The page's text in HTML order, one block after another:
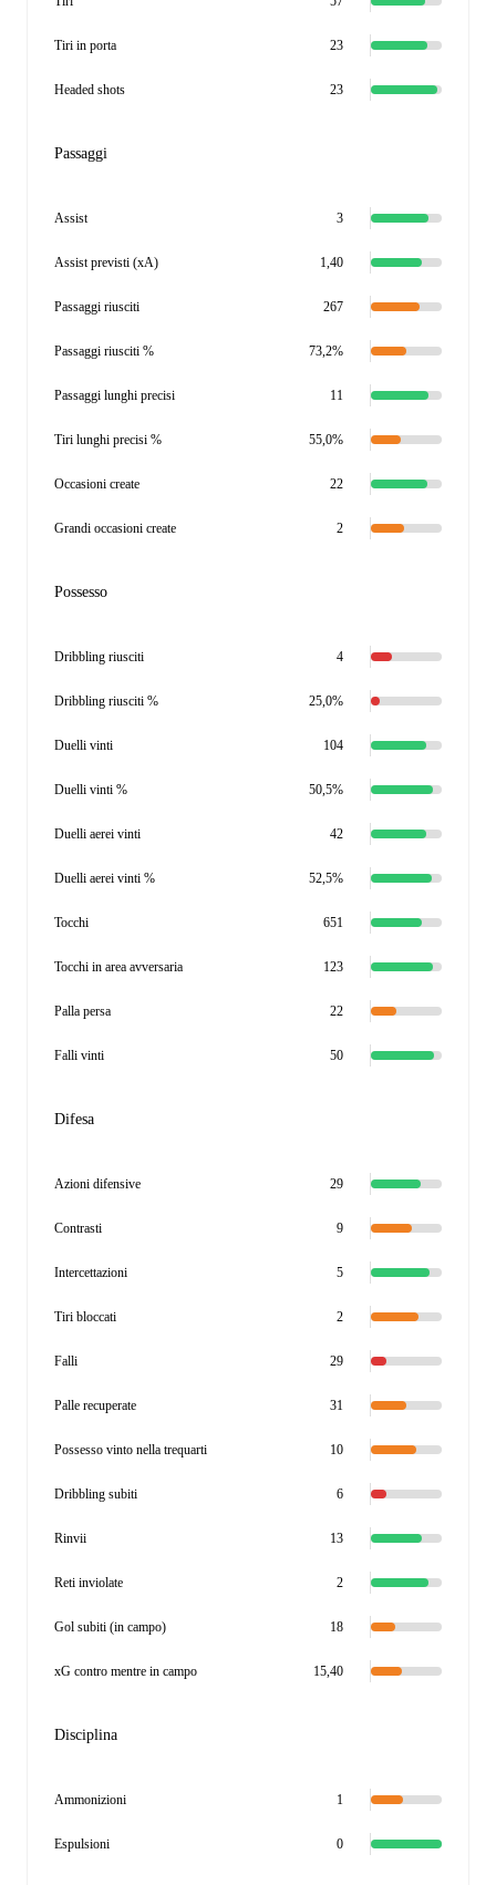
Tiri in porta 23
Headed shots 23
Passaggi
Assist 3
Assist previsti (xA) 1,40
Passaggi riusciti 267
Passaggi riusciti % 73,2%
Passaggi lunghi precisi 11
Tiri lunghi precisi % 55,0%
Occasioni create 22
Grandi occasioni create 2
Possesso
Dribbling riusciti 4
Dribbling riusciti % 25,0%
Duelli vinti 104
Duelli vinti % 50,5%
Duelli aerei vinti 42
Duelli aerei vinti % 52,5%
Tocchi 651
Tocchi in area avversaria 123
Palla persa 22
Falli vinti 50
Difesa
Azioni difensive 29
Contrasti 9
Intercettazioni 5
Tiri bloccati 2
Falli 29
Palle recuperate 31
Possesso vinto nella trequarti 10
Dribbling subiti 6
Rinvii 13
Reti inviolate 2
Gol subiti (in campo) 18
xG contro mentre in campo 15,40
Disciplina
Ammonizioni 1
Espulsioni 0